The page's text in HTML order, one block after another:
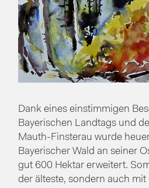
Dank eines einstimmigen
Bayerischen Landtags und
Mauth-Finsterau wurde
Bayerischer Wald an seiner
gut 600 Hektar erweitert.
der älteste, sondern auch